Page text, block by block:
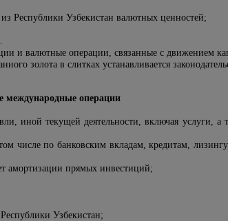
Республики Узбекистан валютных ценностей;
и валютные операции, связанные с движением
золота в слитках устанавливается
международные операции
иной текущей деятельности, включая услуги, а
числе по банковским вкладам, кредитам,
амортизации прямых инвестиций;
Узбекистан;